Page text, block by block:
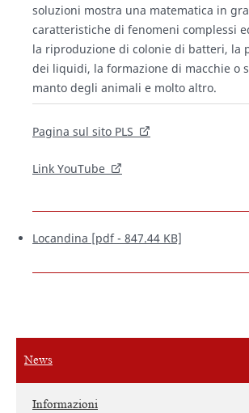
News
Informazioni
soluzioni mostra una matematica in
caratteristiche di fenomeni complessi
la riproduzione di colonie di batteri, la
dei liquidi, la formazione di macchie o
manto degli animali e molto altro.
Pagina sul sito PLS
Link YouTube
Locandina [pdf - 847.44 KB]